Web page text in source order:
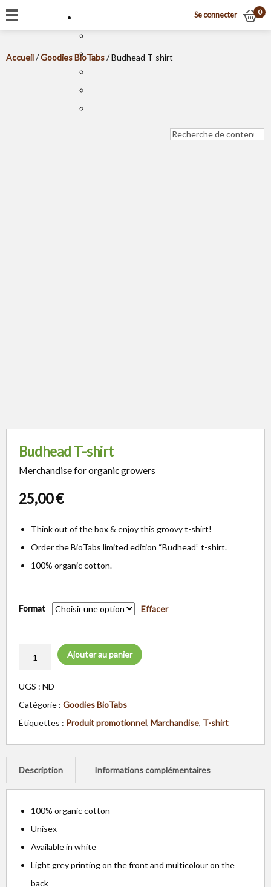
Se connecter 0
Accueil/Goodies BioTabs/ Budhead T-shirt
Budhead T-shirt
Merchandise for organic growers
25,00€
Think out of the box & enjoy this groovy t-shirt!
Order the BioTabs limited edition “Budhead” t-shirt.
100% organic cotton.
Format Effacer
Ajouter au panier
UGS : ND
Catégorie : Goodies BioTabs
Étiquettes : Produit promotionnel, Marchandise, T-shirt
Description Informations complémentaires
100% organic cotton
Unisex
Available in white
Light grey printing on the front and multicolour on the
back